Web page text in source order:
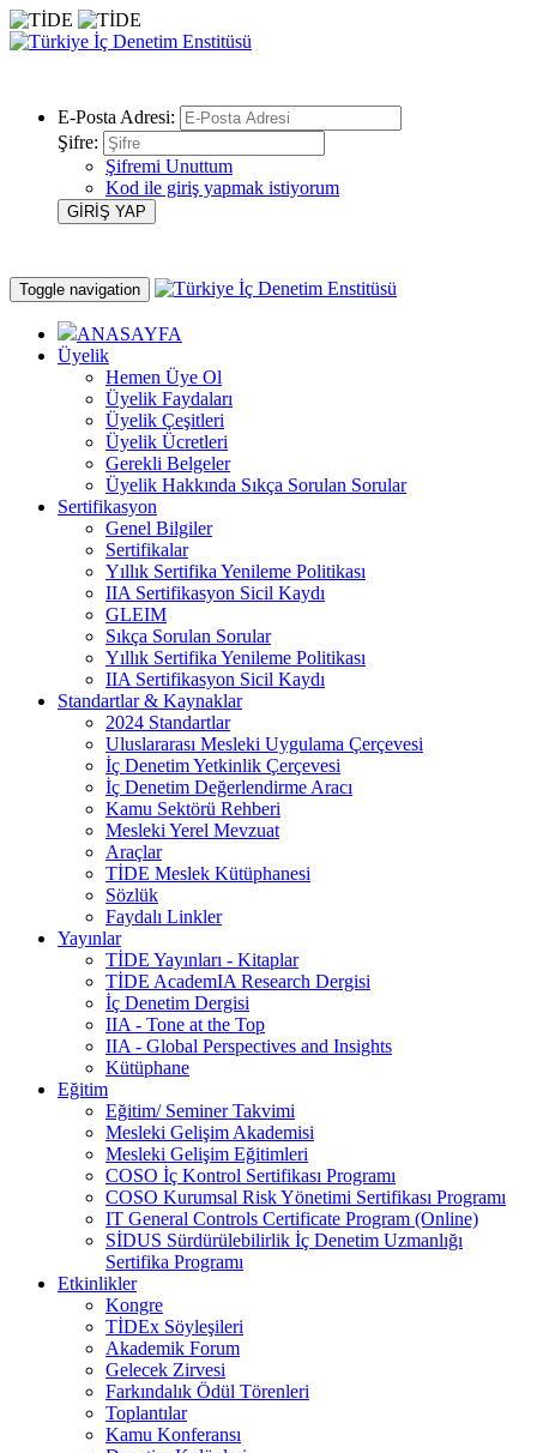
E-Posta Adresi:
Şifre:
Şifremi Unuttum
Kod ile giriş yapmak istiyorum
Toggle navigation
ANASAYFA
Üyelik
Hemen Üye Ol
Üyelik Faydaları
Üyelik Çeşitleri
Üyelik Ücretleri
Gerekli Belgeler
Üyelik Hakkında Sıkça Sorulan Sorular
Sertifikasyon
Genel Bilgiler
Sertifikalar
Yıllık Sertifika Yenileme Politikası
IIA Sertifikasyon Sicil Kaydı
GLEIM
Sıkça Sorulan Sorular
Yıllık Sertifika Yenileme Politikası
IIA Sertifikasyon Sicil Kaydı
Standartlar & Kaynaklar
2024 Standartlar
Uluslararası Mesleki Uygulama Çerçevesi
İç Denetim Yetkinlik Çerçevesi
İç Denetim Değerlendirme Aracı
Kamu Sektörü Rehberi
Mesleki Yerel Mevzuat
Araçlar
TİDE Meslek Kütüphanesi
Sözlük
Faydalı Linkler
Yayınlar
TİDE Yayınları - Kitaplar
TİDE AcademIA Research Dergisi
İç Denetim Dergisi
IIA - Tone at the Top
IIA - Global Perspectives and Insights
Kütüphane
Eğitim
Eğitim/ Seminer Takvimi
Mesleki Gelişim Akademisi
Mesleki Gelişim Eğitimleri
COSO İç Kontrol Sertifikası Programı
COSO Kurumsal Risk Yönetimi Sertifikası Programı
IT General Controls Certificate Program (Online)
SİDUS Sürdürülebilirlik İç Denetim Uzmanlığı
Sertifika Programı
Etkinlikler
Kongre
TİDEx Söyleşileri
Akademik Forum
Gelecek Zirvesi
Farkındalık Ödül Törenleri
Toplantılar
Kamu Konferansı